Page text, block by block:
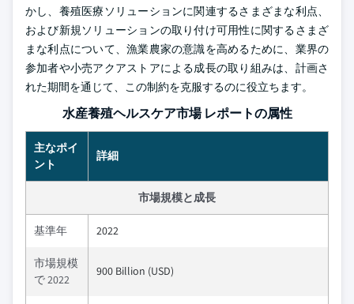
かし、養殖医療ソリューションに関連するさまざまな利点、
および新規ソリューションの取り付け可用性に関するさまざ
まな利点について、漁業農家の意識を高めるために、業界の
参加者や小売アクアストアによる成長の取り組みは、計画さ
れた期間を通じて、この制約を克服するのに役立ちます。
水産養殖ヘルスケア市場 レポートの属性
主なポイ
ント
詳細
市場規模と成長
基準年 2022
市場規模
で 2022
900 Billion (USD)